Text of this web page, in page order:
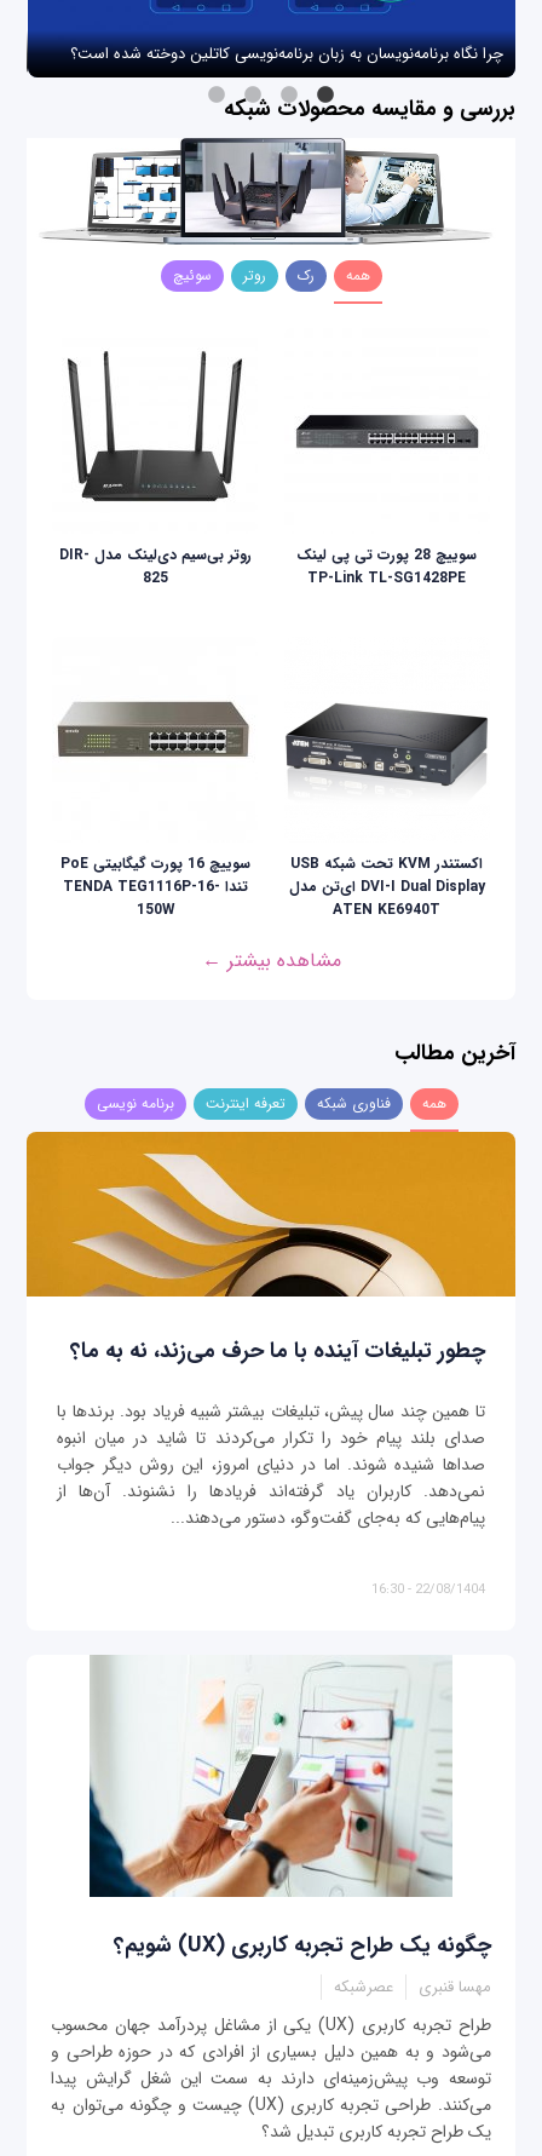
چرا نگاه برنامه‌نویسان به زبان برنامه‌نویسی کاتلین دوخته شده است؟
بررسی و مقایسه محصولات شبکه
همه رک روتر سوئیچ
سوییچ 28 پورت تی پی لینک
TP-Link TL-SG1428PE
روتر بی‌سیم دی‌لینک مدل DIR-
825
اکستندر KVM تحت شبکه USB
DVI-I Dual Display ای‌تن مدل
ATEN KE6940T
سوییچ 16 پورت گیگابیتی PoE
تندا TENDA TEG1116P-16-
150W
مشاهده بیشتر ←
آخرین مطالب
همه فناوری شبکه تعرفه اینترنت برنامه نویسی
چطور تبلیغات آینده با ما حرف می‌زند، نه به ما؟
تا همین چند سال پیش، تبلیغات بیشتر شبیه فریاد بود. برندها با
صدای بلند پیام خود را تکرار می‌کردند تا شاید در میان انبوه
صداها شنیده شوند. اما در دنیای امروز، این روش دیگر جواب
نمی‌دهد. کاربران یاد گرفته‌اند فریادها را نشنوند. آن‌ها از
پیام‌هایی که به‌جای گفت‌وگو، دستور می‌دهند...
22/08/1404 - 16:30
چگونه یک طراح تجربه کاربری (UX) شویم؟
مهسا قنبری عصرشبکه
طراح تجربه کاربری (UX) یکی از مشاغل پردرآمد جهان محسوب
می‌شود و به همین دلیل بسیاری از افرادی که در حوزه طراحی و
توسعه وب پیش‌زمینه‌ای دارند به سمت این شغل گرایش پیدا
می‌کنند. طراحی تجربه کاربری (UX) چیست و چگونه می‌توان به
یک طراح تجربه کاربری تبدیل شد؟